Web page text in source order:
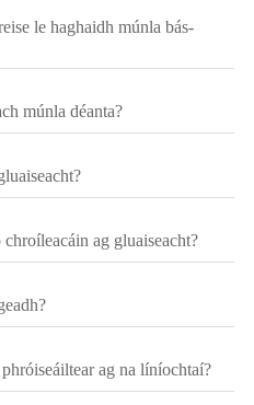
le haghaidh múnla bás-
múnla déanta?
ag gluaiseacht?
ag na líníochtaí?